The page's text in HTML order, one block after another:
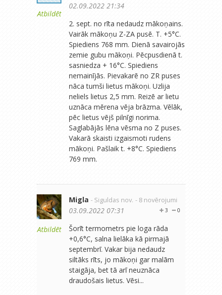
Atbildēt
02.09.2022 21:34
2. sept. no rīta nedaudz mākoņains.
Vairāk mākoņu Z-ZA pusē. T. +5°C.
Spiediens 768 mm. Dienā savairojās
zemie gubu mākoņi. Pēcpusdienā t.
sasniedza + 16°C. Spiediens
nemainījās. Pievakarē no ZR puses
nāca tumši lietus mākoņi. Uzlija
neliels lietus 2,5 mm. Reizē ar lietu
uznāca mērena vēja brāzma. Vēlāk,
pēc lietus vējš pilnīgi norima.
Saglabājās lēna vēsma no Z puses.
Vakarā skaisti izgaismoti rudens
mākoņi. Pašlaik t. +8°C. Spiediens
769 mm.
Atbildēt
Migla - Siguldas nov. - 8 novērojumi
0
3
03.09.2022 07:31
Šorīt termometrs pie loga rāda
+0,6°C, salna lielāka kā pirmajā
septembrī. Vakar bija nedaudz
siltāks rīts, jo mākoņi gar malām
staigāja, bet tā arī neuznāca
draudošais lietus. Vēsi...